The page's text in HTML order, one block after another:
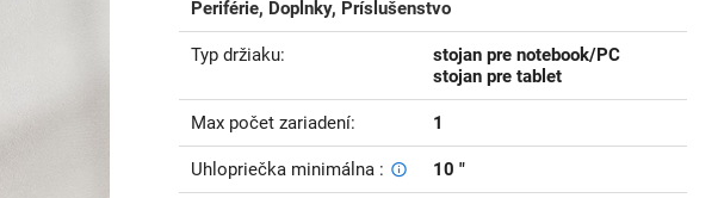
Periférie, Doplnky, Príslušenstvo
Typ držiaku
stojan pre notebook/PC
stojan pre tablet
Max počet zariadení 1
Uhlopriečka minimálna 10 "